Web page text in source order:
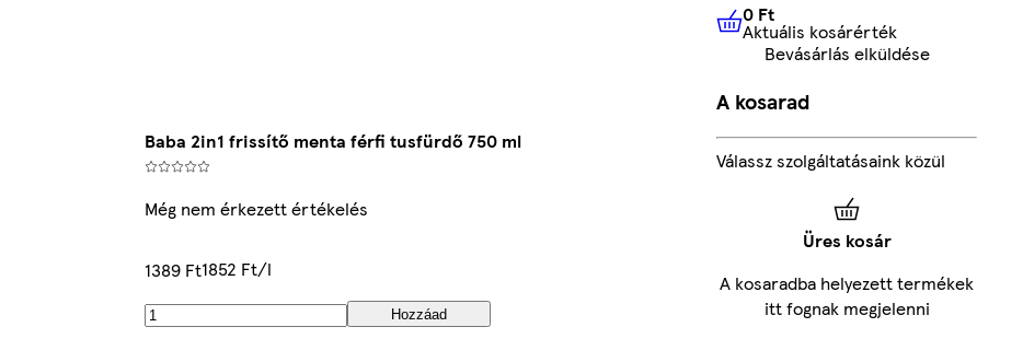
Baba 2in1 frissítő menta férfi tusfürdő 750 ml
Még nem érkezett értékelés
1389 Ft1852 Ft/l
Hozzáad
0 FtAktuális kosárérték
0 Ft
Aktuális kosárérték
Bevásárlás elküldése
A kosarad
Válassz szolgáltatásaink közül
Üres kosár
A kosaradba helyezett termékek
itt fognak megjelenni